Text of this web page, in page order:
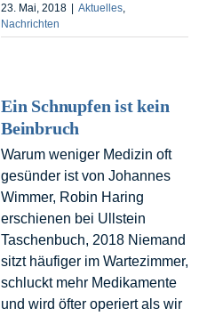
23. Mai, 2018 | Aktuelles
Nachrichten
Ein Schnupfen ist kein
Beinbruch
Warum weniger Medizin oft
gesünder ist von Johannes
Wimmer, Robin Haring
erschienen bei Ullstein
Taschenbuch, 2018 Niemand
sitzt häufiger im Wartezimmer,
schluckt mehr Medikamente
und wird öfter operiert als wir